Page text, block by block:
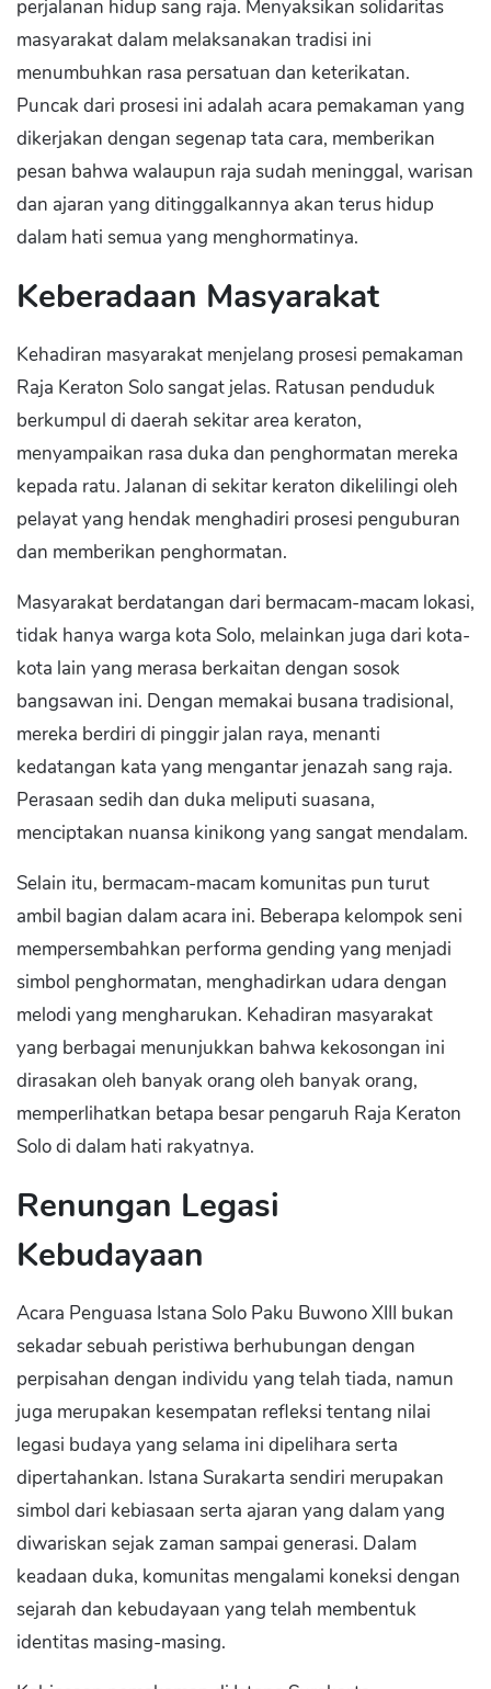
perjalanan hidup sang raja. Menyaksikan solidaritas
masyarakat dalam melaksanakan tradisi ini
menumbuhkan rasa persatuan dan keterikatan.
Puncak dari prosesi ini adalah acara pemakaman yang
dikerjakan dengan segenap tata cara, memberikan
pesan bahwa walaupun raja sudah meninggal, warisan
dan ajaran yang ditinggalkannya akan terus hidup
dalam hati semua yang menghormatinya.
Keberadaan Masyarakat
Kehadiran masyarakat menjelang prosesi pemakaman
Raja Keraton Solo sangat jelas. Ratusan penduduk
berkumpul di daerah sekitar area keraton,
menyampaikan rasa duka dan penghormatan mereka
kepada ratu. Jalanan di sekitar keraton dikelilingi oleh
pelayat yang hendak menghadiri prosesi penguburan
dan memberikan penghormatan.
Masyarakat berdatangan dari bermacam-macam lokasi,
tidak hanya warga kota Solo, melainkan juga dari kota-
kota lain yang merasa berkaitan dengan sosok
bangsawan ini. Dengan memakai busana tradisional,
mereka berdiri di pinggir jalan raya, menanti
kedatangan kata yang mengantar jenazah sang raja.
Perasaan sedih dan duka meliputi suasana,
menciptakan nuansa kinikong yang sangat mendalam.
Selain itu, bermacam-macam komunitas pun turut
ambil bagian dalam acara ini. Beberapa kelompok seni
mempersembahkan performa gending yang menjadi
simbol penghormatan, menghadirkan udara dengan
melodi yang mengharukan. Kehadiran masyarakat
yang berbagai menunjukkan bahwa kekosongan ini
dirasakan oleh banyak orang oleh banyak orang,
memperlihatkan betapa besar pengaruh Raja Keraton
Solo di dalam hati rakyatnya.
Renungan Legasi
Kebudayaan
Acara Penguasa Istana Solo Paku Buwono XIII bukan
sekadar sebuah peristiwa berhubungan dengan
perpisahan dengan individu yang telah tiada, namun
juga merupakan kesempatan refleksi tentang nilai
legasi budaya yang selama ini dipelihara serta
dipertahankan. Istana Surakarta sendiri merupakan
simbol dari kebiasaan serta ajaran yang dalam yang
diwariskan sejak zaman sampai generasi. Dalam
keadaan duka, komunitas mengalami koneksi dengan
sejarah dan kebudayaan yang telah membentuk
identitas masing-masing.